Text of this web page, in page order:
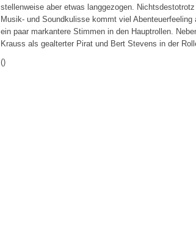
stellenweise aber etwas langgezogen.
Musik- und Soundkulisse kommt viel
ein paar markantere Stimmen in den Hauptrollen.
Krauss als gealterter Pirat und Bert Stevens in der
()